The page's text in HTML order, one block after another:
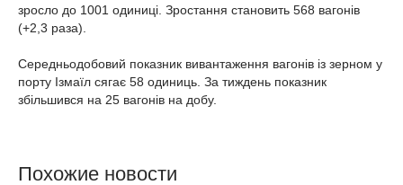
зросло до 1001 одиниці. Зростання становить 568 вагонів
(+2,3 раза).
Середньодобовий показник вивантаження вагонів із зерном у
порту Ізмаїл сягає 58 одиниць. За тиждень показник
збільшився на 25 вагонів на добу.
Похожие новости